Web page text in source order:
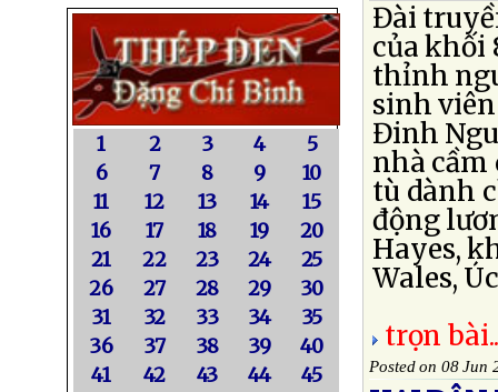
1 2 3 4
5
6
7 8 9
10
11
12 13 14
15
16
17 18 19
20
21
22 23 24
25
26
27 28 29
30
31
32 33 34
35
36
37 38 39
40
41
42 43 44
45
Đài
của khối
thỉnh
sinh
Đinh
nhà cầm
tù dành
động
Hayes,
Wales, Úc
trọn
Posted on 08 Jun